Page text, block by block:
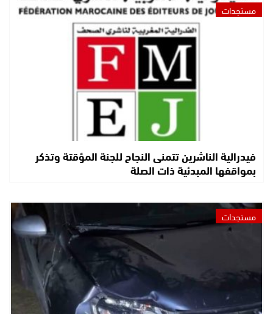
مستجدات
فيدرالية الناشرين تتمنى النجاح للجنة المؤقتة وتذكر
بمواقفها المبدئية ذات الصلة
مستجدات